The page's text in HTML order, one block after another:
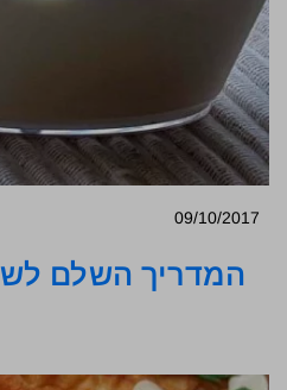
09/10/2017
המדריך השלם